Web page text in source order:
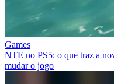
Games
NTE no PS5: o que traz a
mudar o jogo